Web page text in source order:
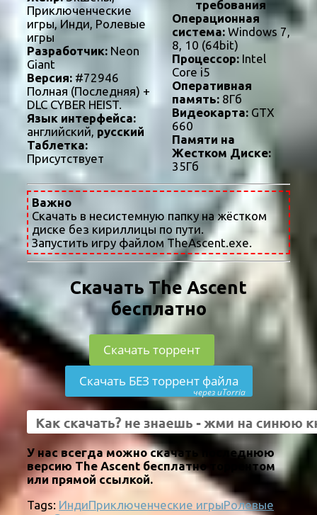
Приключенческие
игры, Инди, Ролевые
игры
Разработчик: Neon
Giant
Версия: #72946
Полная (Последняя) +
DLC CYBER HEIST.
Язык интерфейса:
английский, русский
Таблетка:
Присутствует
требования
Операционная
система:Windows 7,
8, 10 (64bit)
Процессор:Intel
Core i5
Оперативная
память:8Гб
Видеокарта:GTX
660
Памяти на
Жестком Диске:
35Гб
Важно
Скачать в несистемную папку на жёстком
диске без кириллицы по пути.
Запустить игру файлом TheAscent.exe.
Скачать The Ascent
бесплатно
Скачать торрент
Скачать БЕЗ торрент файла
через uTorria
У нас всегда можно скачать последнюю
версию The Ascent бесплатно торрентом
или прямой ссылкой.
Tags: ИндиПриключенческие игрыРолевые